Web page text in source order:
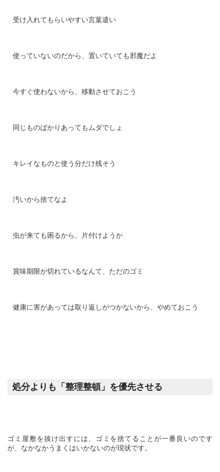
受け入れてもらいやすい言葉遣い
使っていないのだから、置いていても邪魔だよ
今すぐ使わないから、移動させておこう
同じものばかりあってもムダでしょ
キレイなものと使う分だけ残そう
汚いから捨てなよ
虫が来ても困るから、片付けようか
賞味期限が切れているなんて、ただのゴミ
健康に害があっては取り返しがつかないから、やめておこう
処分よりも「整理整頓」を優先させる
ゴミ屋敷を抜け出すには、ゴミを捨てることが一番良いのです
が、なかなかうまくはいかないのが現状です。